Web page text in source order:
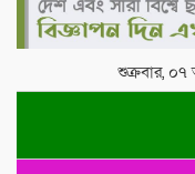
শুক্রবার,